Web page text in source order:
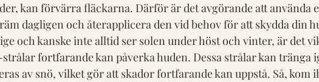
kan förvärra fläckarna. Därför är det avgörande att använda
dagligen och återapplicera den vid behov för att skydda din
och kanske inte alltid ser solen under höst och vinter, är det
strålar fortfarande kan påverka huden. Dessa strålar kan tränga
av snö, vilket gör att skador fortfarande kan uppstå. Så, kom